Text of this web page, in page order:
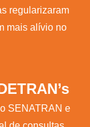
regularizaram
mais alívio no
SENATRAN e